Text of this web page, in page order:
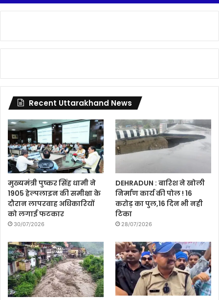
Recent Uttarakhand News
मुख्यमंत्री पुष्कर सिंह धामी ने
1905 हेल्पलाइन की समीक्षा के
दौरान लापरवाह अधिकारियों
को लगाई फटकार
30/07/2026
DEHRADUN : बारिश ने खोली
निर्माण कार्य की पोल ! 16
करोड़ का पुल,16 दिन भी नही
टिका
28/07/2026